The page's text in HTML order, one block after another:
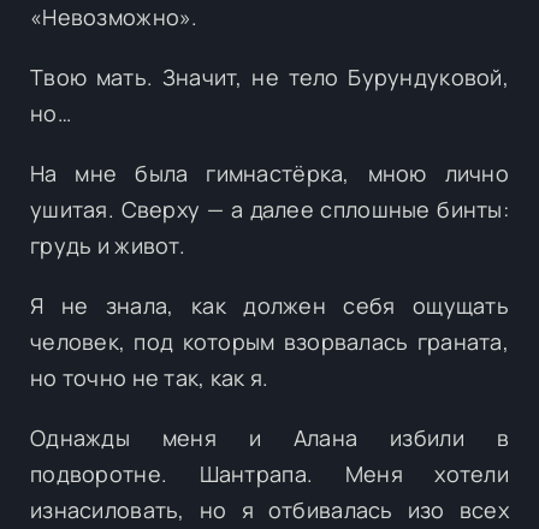
«Невозможно».
Твою мать. Значит, не тело Бурундуковой,
но…
На мне была гимнастёрка, мною лично
ушитая. Сверху — а далее сплошные бинты:
грудь и живот.
Я не знала, как должен себя ощущать
человек, под которым взорвалась граната,
но точно не так, как я.
Однажды меня и Алана избили в
подворотне. Шантрапа. Меня хотели
изнасиловать, но я отбивалась изо всех